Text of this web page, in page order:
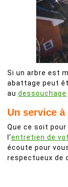
Si un arbre est
abattage peut
au dessouchage
Un service
Que ce soit pour
l’entretien de
écoute pour
respectueux de